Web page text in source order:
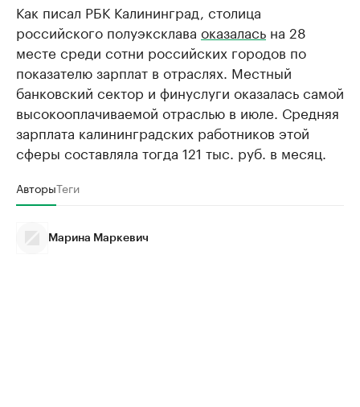
Как писал РБК Калининград, столица
российского полуэксклава оказалась на 28
месте среди сотни российских городов по
показателю зарплат в отраслях. Местный
банковский сектор и финуслуги оказалась самой
высокооплачиваемой отраслью в июле. Средняя
зарплата калининградских работников этой
сферы составляла тогда 121 тыс. руб. в месяц.
АвторыТеги
Марина Маркевич